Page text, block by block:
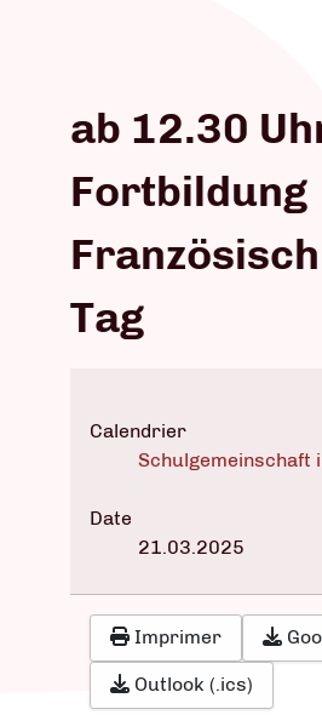
ab 12.30
Fortbildung
Tag
Calendrier
Schulgemeinschaft
Date
21.03.2025
Imprimer
Outlook (.ics)